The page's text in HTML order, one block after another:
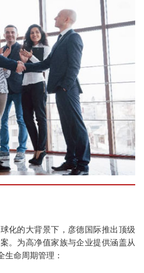
化的大背景下，彦德国际推出顶级
。 为高净值家族与企业提供涵盖从
生命周期管理：